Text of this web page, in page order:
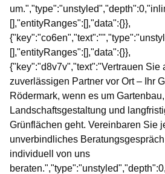
[],"entityRanges":[],"data":{}},
[],"entityRanges":[],"data":{}},
{"key":"d8v7v","text":"Vertrauen Sie
zuverlässigen Partner vor Ort – Ihr
Rödermark, wenn es um Gartenbau,
Landschaftsgestaltung und
Grünflächen geht. Vereinbaren Sie
unverbindliches
individuell von uns